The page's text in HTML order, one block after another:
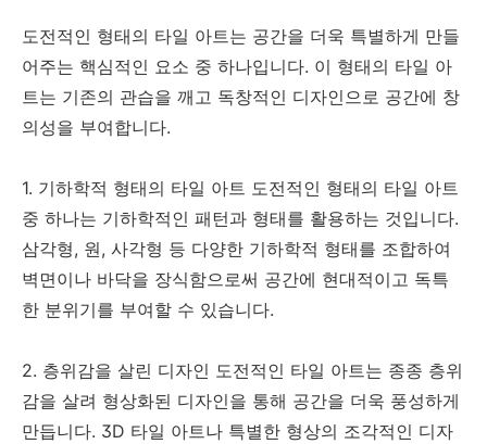
도전적인 형태의 타일 아트는 공간을 더욱 특별하게 만들
어주는 핵심적인 요소 중 하나입니다. 이 형태의 타일 아
트는 기존의 관습을 깨고 독창적인 디자인으로 공간에 창
의성을 부여합니다.
1. 기하학적 형태의 타일 아트 도전적인 형태의 타일 아트
중 하나는 기하학적인 패턴과 형태를 활용하는 것입니다.
삼각형, 원, 사각형 등 다양한 기하학적 형태를 조합하여
벽면이나 바닥을 장식함으로써 공간에 현대적이고 독특
한 분위기를 부여할 수 있습니다.
2. 층위감을 살린 디자인 도전적인 타일 아트는 종종 층위
감을 살려 형상화된 디자인을 통해 공간을 더욱 풍성하게
만듭니다. 3D 타일 아트나 특별한 형상의 조각적인 디자